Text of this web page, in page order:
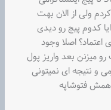
ولی از الان بهت
کدوم پیج رو دیدی
اعتماد؟ اصلا وجود
میزنن بعد واریز پول
و نتیجه ای نمیتونی
همش فتوشاپه